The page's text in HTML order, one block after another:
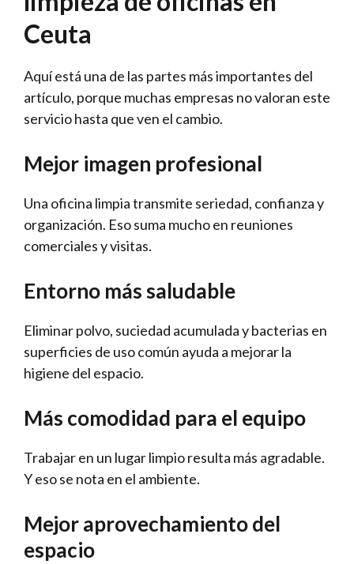
Ceuta
Aquí está una de las partes más importantes del
artículo, porque muchas empresas no valoran este
servicio hasta que ven el cambio.
Mejor imagen profesional
Una oficina limpia transmite seriedad, confianza y
organización. Eso suma mucho en reuniones
comerciales y visitas.
Entorno más saludable
Eliminar polvo, suciedad acumulada y bacterias en
superficies de uso común ayuda a mejorar la
higiene del espacio.
Más comodidad para el equipo
Trabajar en un lugar limpio resulta más agradable.
Y eso se nota en el ambiente.
Mejor aprovechamiento del
espacio